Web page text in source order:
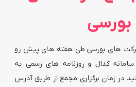
بورسی
شرکت های بورسی طی هفته های پیش رو
سامانه کدال و روزنامه های رسمی به
در زمان برگزاری مجمع از طریق آدرس